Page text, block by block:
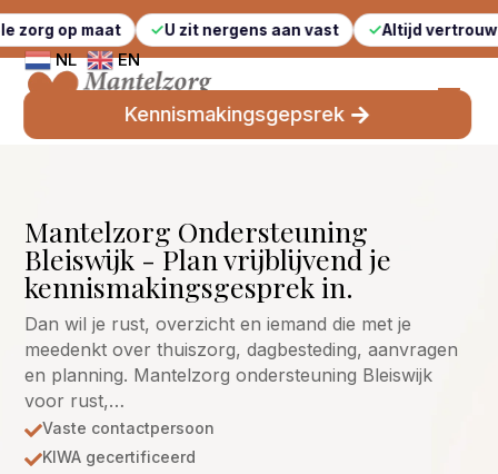
U zit nergens aan vast Altijd vertrouwde
NL EN
Kennismakingsgepsrek
Mantelzorg Ondersteuning
Bleiswijk - Plan vrijblijvend je
kennismakingsgesprek in.
Dan wil je rust, overzicht en iemand die met je
meedenkt over thuiszorg, dagbesteding, aanvragen
en planning. Mantelzorg ondersteuning Bleiswijk
voor rust,…
Vaste contactpersoon
KIWA gecertificeerd